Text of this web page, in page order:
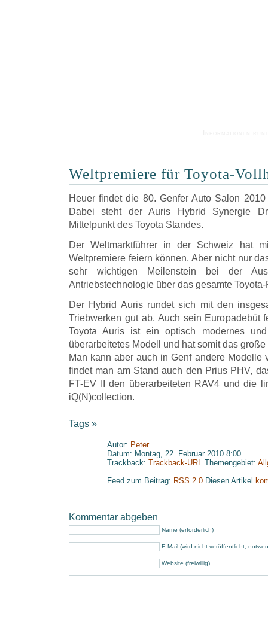
Weltpremiere für Toyota-
Heuer findet die 80. Genfer Auto Salon
Dabei steht der Auris Hybrid Synergie
Mittelpunkt des Toyota Standes.
Der Weltmarktführer in der Schweiz hat
Weltpremiere feiern können. Aber nicht nur
sehr wichtigen Meilenstein bei der
Antriebstechnologie über das gesamte
Der Hybrid Auris rundet sich mit den
Triebwerken gut ab. Auch sein Europadebüt
Toyota Auris ist ein optisch modernes
überarbeitetes Modell und hat somit das
Man kann aber auch in Genf andere Modelle
findet man am Stand auch den Prius PHV,
FT-EV II den überarbeiteten RAV4 und die
iQ(N)collection.
Tags »
Autor: Peter
Datum: Montag, 22. Februar 2010 8:00
Trackback: Trackback-URL Themengebiet:
Feed zum Beitrag: RSS 2.0 Diesen Artikel
Kommentar abgeben
Name (erforderlich)
E-Mail (wird nicht veröffentlicht,
Website (freiwillig)